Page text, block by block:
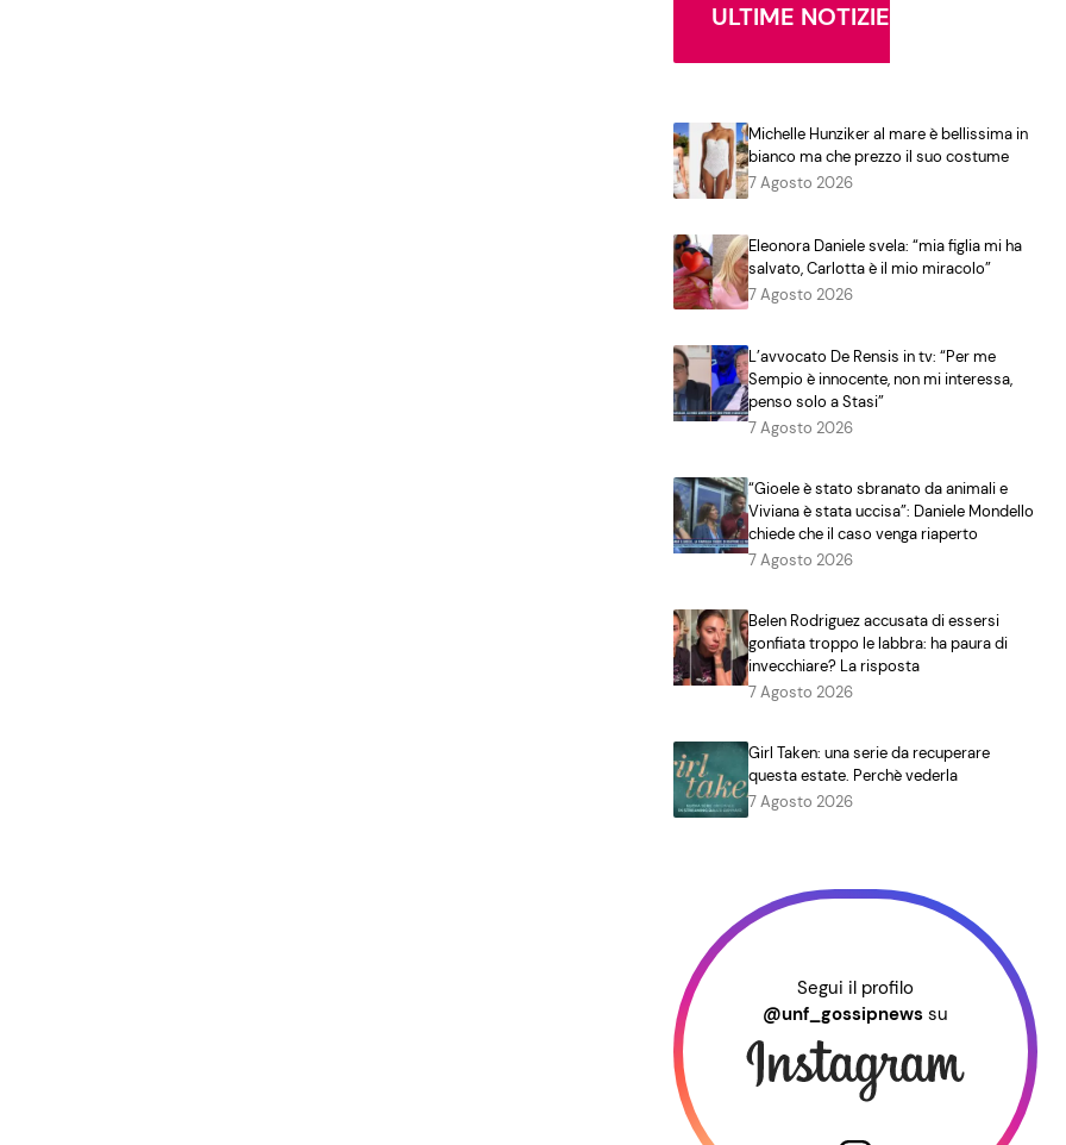
ULTIME NOTIZIE
Michelle Hunziker al mare è bellissima in
bianco ma che prezzo il suo costume
7 Agosto 2026
Eleonora Daniele svela: “mia figlia mi ha
salvato, Carlotta è il mio miracolo”
7 Agosto 2026
L’avvocato De Rensis in tv: “Per me
Sempio è innocente, non mi interessa,
penso solo a Stasi”
7 Agosto 2026
“Gioele è stato sbranato da animali e
Viviana è stata uccisa”: Daniele Mondello
chiede che il caso venga riaperto
7 Agosto 2026
Belen Rodriguez accusata di essersi
gonfiata troppo le labbra: ha paura di
invecchiare? La risposta
7 Agosto 2026
Girl Taken: una serie da recuperare
questa estate. Perchè vederla
7 Agosto 2026
Segui il profilo
@unf_gossipnews su